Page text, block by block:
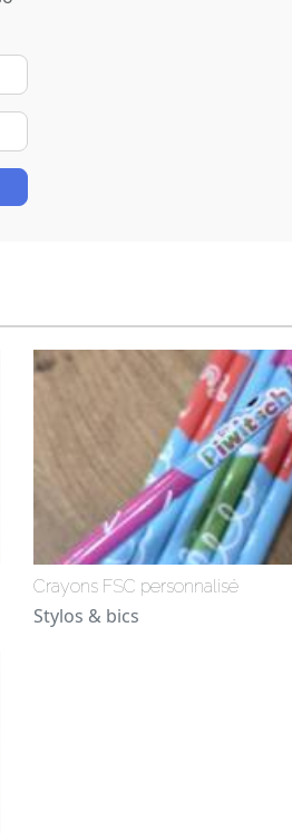
Crayons FSC personnalisé
Stylos & bics